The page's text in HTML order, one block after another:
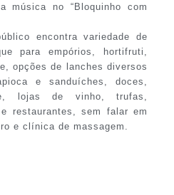
música no “Bloquinho com
encontra variedade de
para empórios, hortifruti,
opções de lanches diversos
e sanduíches, doces,
lojas de vinho, trufas,
restaurantes, sem falar em
e clínica de massagem.